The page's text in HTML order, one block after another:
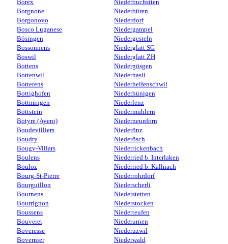
Borex
Borgnone
Borgonovo
Bosco Luganese
Bösingen
Bossonnens
Boswil
Bottens
Bottenwil
Botterens
Bottighofen
Bottmingen
Böttstein
Botyre (Ayent)
Boudevilliers
Boudry
Bougy-Villars
Boulens
Bouloz
Bourg-St-Pierre
Bourguillon
Bournens
Bourrignon
Boussens
Bouveret
Boveresse
Bovernier
Niederbuchsiten
Niederbüren
Niederdorf
Niedergampel
Niedergesteln
Niederglatt SG
Niederglatt ZH
Niedergösgen
Niederhasli
Niederhelfenschwil
Niederhünigen
Niederlenz
Niedermuhlern
Niederneunforn
Niederönz
Niederösch
Niederrickenbach
Niederried b. Interlaken
Niederried b. Kallnach
Niederrohrdorf
Niederscherli
Niederstetten
Niederstocken
Niederteufen
Niederurnen
Niederuzwil
Niederwald